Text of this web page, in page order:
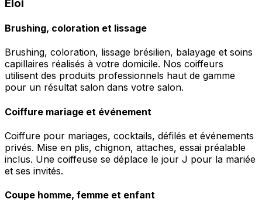
Éloi
Brushing, coloration et lissage
Brushing, coloration, lissage brésilien, balayage et soins
capillaires réalisés à votre domicile. Nos coiffeurs
utilisent des produits professionnels haut de gamme
pour un résultat salon dans votre salon.
Coiffure mariage et événement
Coiffure pour mariages, cocktails, défilés et événements
privés. Mise en plis, chignon, attaches, essai préalable
inclus. Une coiffeuse se déplace le jour J pour la mariée
et ses invités.
Coupe homme, femme et enfant